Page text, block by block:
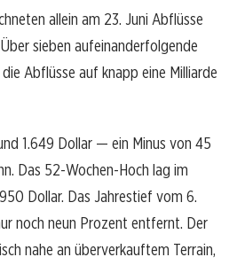
allein am 23. Juni Abflüsse
sieben aufeinanderfolgende
Abflüsse auf knapp eine Milliarde
1.649 Dollar — ein Minus von 45
Das 52-Wochen-Hoch lag im
Dollar. Das Jahrestief vom 6.
noch neun Prozent entfernt. Der
nahe an überverkauftem Terrain,